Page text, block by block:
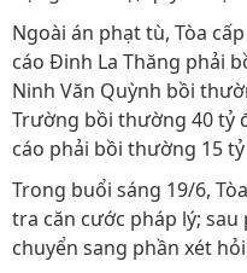
Ngoài án phạt tù, Tòa
cáo Đinh La Thăng phải
Ninh Văn Quỳnh bồi
Trường bồi thường 40 tỷ
cáo phải bồi thường 15
Trong buổi sáng 19/6,
tra căn cước pháp lý;
chuyển sang phần xét